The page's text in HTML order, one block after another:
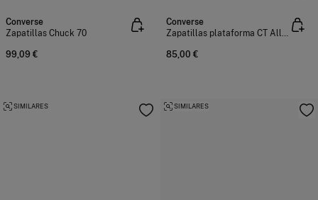
Converse
Zapatillas Chuck 70
99,09 €
Converse
Zapatillas plataforma CT All Star
85,00 €
SIMILARES SIMILARES